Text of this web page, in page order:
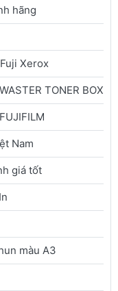
hãng
Xerox
TONER BOX
Nam
giá tốt
màu A3